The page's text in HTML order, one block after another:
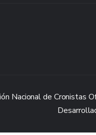
Nacional de Cronistas